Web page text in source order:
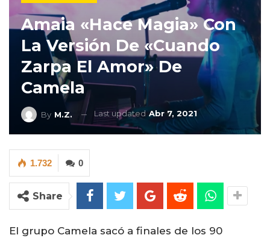
Amaia «hace Magia» Con
La Versión De «Cuando
Zarpa El Amor» De
Camela
By M.Z. Last updatedAbr 7, 2021
0
1.732
Share
El grupo Camela sacó a finales de los 90